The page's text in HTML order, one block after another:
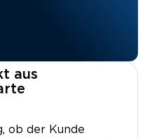
aus
ob der Kunde